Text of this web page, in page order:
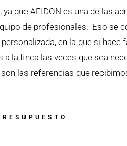
que AFIDON es una de las
de profesionales. Eso se
en la que si
a la finca las veces que sea
son las referencias que